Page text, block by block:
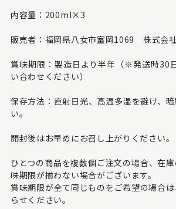
内容量：200ml×3
販売者：福岡県八女市室岡1069 株式会
賞味期限：製造日より半年（※発送時30
い合わせください）
保存方法：直射日光、高温多湿を避け、
い。
開封後はお早めにお召し上がりください。
ひとつの商品を複数個ご注文の場合、在
味期限が揃わない場合がございます。
賞味期限が全て同じものをご希望の場合
らせください。